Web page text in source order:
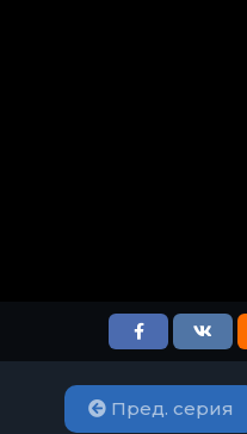
Пред. серия